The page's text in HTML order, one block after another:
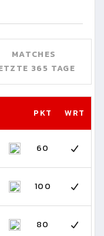
MATCHES
365 TAGE
PKT WRT
60
100
80